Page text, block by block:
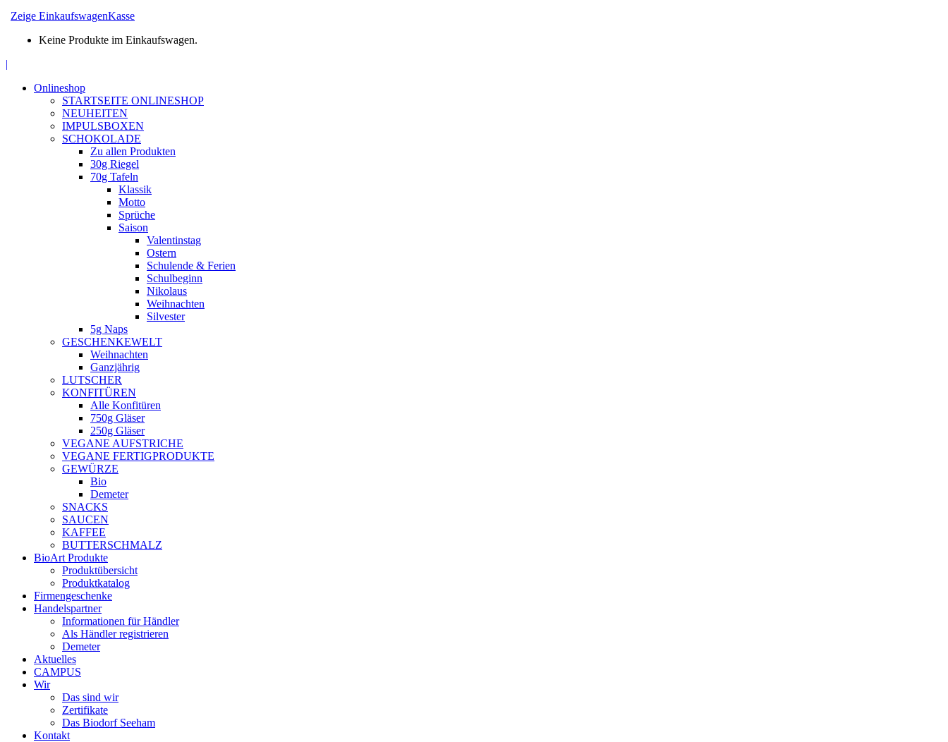
Zeige EinkaufswagenKasse
Keine Produkte im Einkaufswagen.
opens
|
Onlineshop
STARTSEITE ONLINESHOP
NEUHEITEN
IMPULSBOXEN
SCHOKOLADE
Zu allen Produkten
30g Riegel
70g Tafeln
Klassik
Motto
Sprüche
Saison
Valentinstag
Ostern
Schulende & Ferien
Schulbeginn
Nikolaus
Weihnachten
Silvester
5g Naps
GESCHENKEWELT
Weihnachten
Ganzjährig
LUTSCHER
KONFITÜREN
Alle Konfitüren
750g Gläser
250g Gläser
VEGANE AUFSTRICHE
VEGANE FERTIGPRODUKTE
GEWÜRZE
Bio
Demeter
SNACKS
SAUCEN
KAFFEE
BUTTERSCHMALZ
BioArt Produkte
Produktübersicht
Produktkatalog
Firmengeschenke
Handelspartner
Informationen für Händler
Als Händler registrieren
Demeter
Aktuelles
CAMPUS
Wir
Das sind wir
Zertifikate
Das Biodorf Seeham
Kontakt